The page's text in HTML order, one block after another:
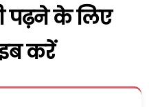
पढ़ने के लिए
करें